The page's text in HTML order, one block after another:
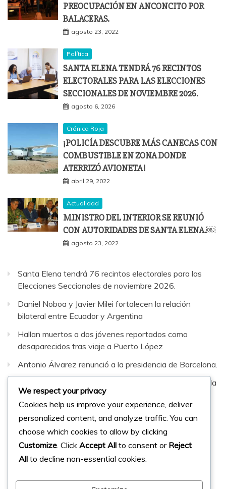
PREOCUPACIÓN EN ANCONCITO POR
BALACERAS.
agosto 23, 2022
Política
SANTA ELENA TENDRÁ 76 RECINTOS
ELECTORALES PARA LAS ELECCIONES
SECCIONALES DE NOVIEMBRE 2026.
agosto 6, 2026
Crónica Roja
¡POLICÍA DESCUBRE MÁS CANECAS CON
COMBUSTIBLE EN ZONA DONDE
ATERRIZÓ AVIONETA!
abril 29, 2022
Actualidad
MINISTRO DEL INTERIOR SE REUNIÓ
CON AUTORIDADES DE SANTA ELENA.￼
agosto 23, 2022
Santa Elena tendrá 76 recintos electorales para las
Elecciones Seccionales de noviembre 2026.
Daniel Noboa y Javier Milei fortalecen la relación
bilateral entre Ecuador y Argentina
Hallan muertos a dos jóvenes reportados como
desaparecidos tras viaje a Puerto López
Antonio Álvarez renunció a la presidencia de Barcelona.
Sepultaron al hombre que murió en fatal accidente en la
vía Santa Elena–Guayaquil
Facebook
Instagram
Twitter
© 2023 Micharts. Todos los derechos reservados.
We respect your privacy
Cookies help us improve your experience, deliver
personalized content, and analyze traffic. You can
choose which cookies to allow by clicking
Customize . Click Accept All to consent or Reject
All to decline non-essential cookies.